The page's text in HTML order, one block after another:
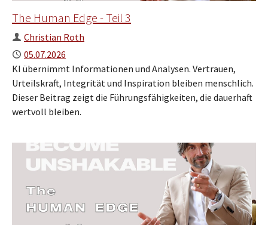
The Human Edge - Teil 3
Author
Christian Roth
Published
05.07.2026
KI übernimmt Informationen und Analysen. Vertrauen,
Urteilskraft, Integrität und Inspiration bleiben menschlich.
Dieser Beitrag zeigt die Führungsfähigkeiten, die dauerhaft
wertvoll bleiben.